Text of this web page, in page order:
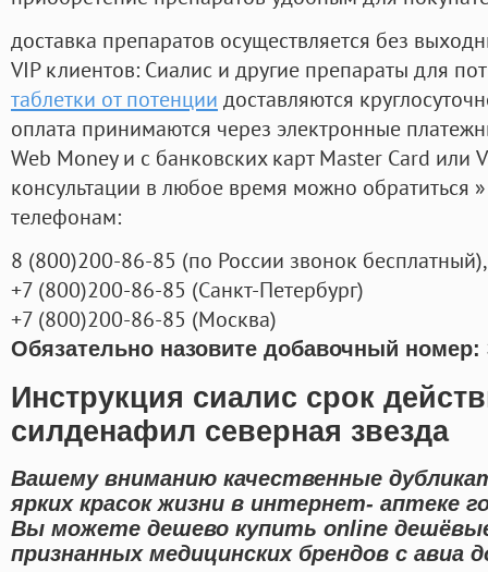
доставка препаратов осуществляется без
VIP клиентов: Сиалис и другие препараты для
таблетки от потенции доставляются
оплата принимаются через электронные
Web Money и с банковских карт Master Card или
консультации в любое время можно обратиться
телефонам:
8 (800)200-86-85 (по России звонок бесплатный),
+7 (800)200-86-85 (Санкт-Петербург)
+7 (800)200-86-85 (Москва)
Обязательно назовите добавочный номер:
Инструкция сиалис срок
силденафил северная звезда
Вашему вниманию качественные
ярких красок жизни в интернет- аптеке
Вы можете дешево купить online
признанных медицинских брендов с авиа